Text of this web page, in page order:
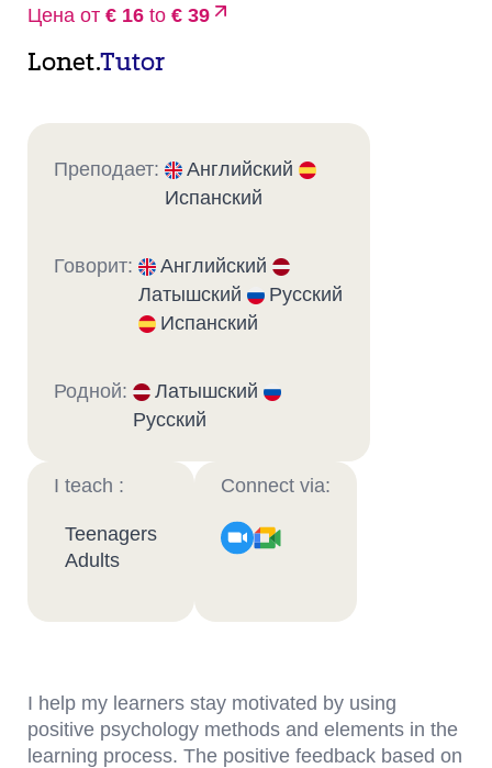
Цена от € 16 to € 39
Lonet.Tutor
Преподает:
Английский
Испанский
Говорит:
Английский
Латышский
Русский
Испанский
Родной:
Латышский
Русский
I teach :
Teenagers
Adults
Connect via:
I help my learners stay motivated by using
positive psychology methods and elements in the
learning process. The positive feedback based on